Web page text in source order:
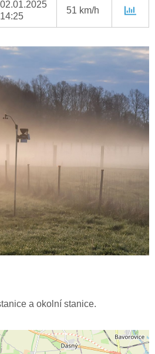
02.01.2025
14:25
51 km/h
a okolní stanice.